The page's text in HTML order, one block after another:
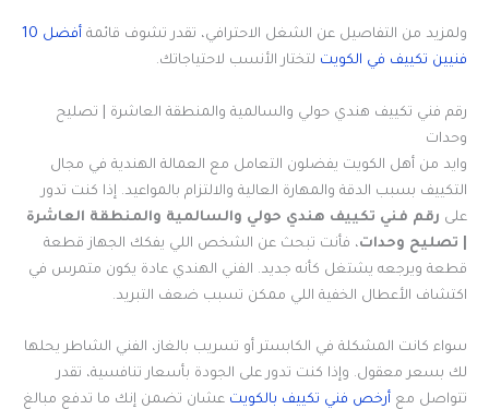
ولمزيد من التفاصيل عن الشغل الاحترافي، تقدر تشوف قائمة
أفضل 10
فنيين تكييف في الكويت لتختار الأنسب لاحتياجاتك.
رقم فني تكييف هندي حولي والسالمية والمنطقة العاشرة | تصليح
وحدات
وايد من أهل الكويت يفضلون التعامل مع العمالة الهندية في مجال
التكييف بسبب الدقة والمهارة العالية والالتزام بالمواعيد. إذا كنت تدور
على رقم فني تكييف هندي حولي والسالمية والمنطقة العاشرة
| تصليح وحدات، فأنت تبحث عن الشخص اللي يفكك الجهاز قطعة
قطعة ويرجعه يشتغل كأنه جديد. الفني الهندي عادة يكون متمرس في
اكتشاف الأعطال الخفية اللي ممكن تسبب ضعف التبريد.
سواء كانت المشكلة في الكابستر أو تسريب بالغاز، الفني الشاطر يحلها
لك بسعر معقول. وإذا كنت تدور على الجودة بأسعار تنافسية، تقدر
تتواصل مع أرخص فني تكييف بالكويت عشان تضمن إنك ما تدفع مبالغ